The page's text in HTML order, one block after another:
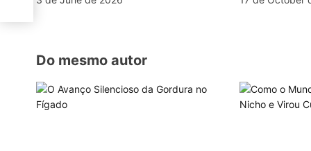
t
o
n
Do mesmo autor